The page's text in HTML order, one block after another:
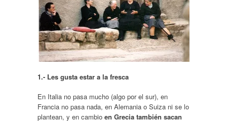
1.- Les gusta estar a la fresca
En Italia no pasa mucho (algo por el sur), en
Francia no pasa nada, en Alemania o Suiza ni se lo
plantean, y en cambio en Grecia también sacan